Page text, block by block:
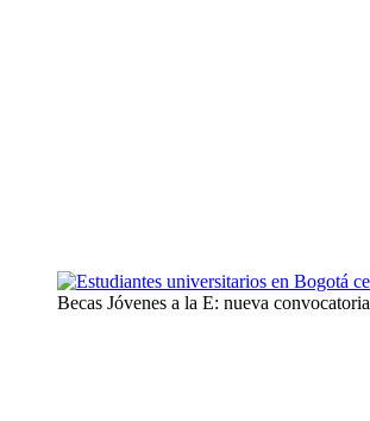
Becas Jóvenes a la E: nueva